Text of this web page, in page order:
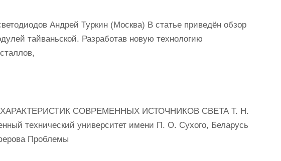
Андрей Туркин (Москва) В статье приведён обзор
тайваньской. Разработав новую технологию
СОВРЕМЕННЫХ ИСТОЧНИКОВ СВЕТА Т. Н.
технический университет имени П. О. Сухого, Беларусь
Проблемы